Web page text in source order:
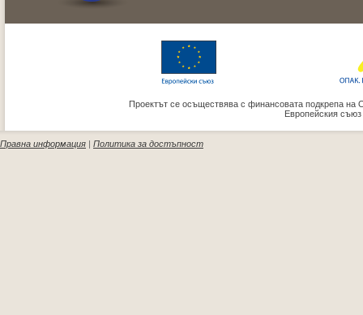
Проектът се осъществява с финансовата подкрепа на
Европейския
Правна информация | Политика за достъпност